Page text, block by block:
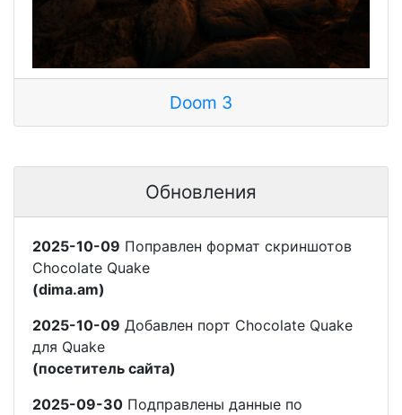
Doom 3
Обновления
2025-10-09 Поправлен формат скриншотов
Chocolate Quake
(dima.am)
2025-10-09 Добавлен порт Chocolate Quake
для Quake
(посетитель сайта)
2025-09-30 Подправлены данные по